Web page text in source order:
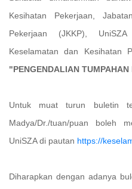
Kesihatan Pekerjaan,
Pekerjaan (JKKP),
Keselamatan dan Kesihatan
"PENGENDALIAN
Untuk muat turun buletin
Madya/Dr./tuan/puan boleh
UniSZA di pautan https://
Diharapkan dengan adanya